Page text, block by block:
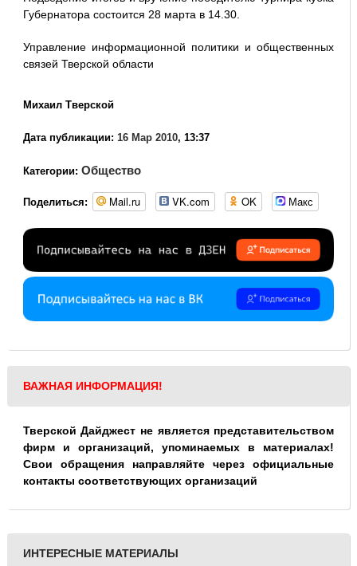
Губернатора состоится 28 марта в 14.30.
Управление информационной политики и общественных
связей Тверской области
Михаил Тверской
Дата публикации: 16 Мар 2010, 13:37
Категории: Общество
Поделиться: Mail.ru VK.com OK Макс
ВАЖНАЯ ИНФОРМАЦИЯ!
Тверской Дайджест не является представительством
фирм и организаций, упоминаемых в материалах!
Свои обращения направляйте через официальные
контакты соответствующих организаций
ИНТЕРЕСНЫЕ МАТЕРИАЛЫ